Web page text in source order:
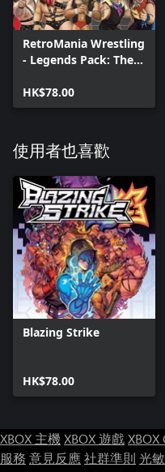
RetroMania Wrestling
- Legends Pack: The
HK$78.00
使用者也喜歡
Blazing Strike
HK$78.00
XBOX 主機XBOX 遊戲XBOX
服務 意見反應社群準則 光